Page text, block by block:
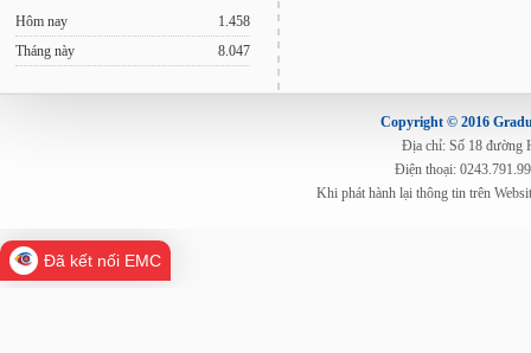
Hôm nay
Tháng này
1.458
8.047
Copyright © 2016
Địa chỉ: Số 18 đường
Điện thoại:
Khi phát hành lại thông tin trên
Đã kết nối EMC